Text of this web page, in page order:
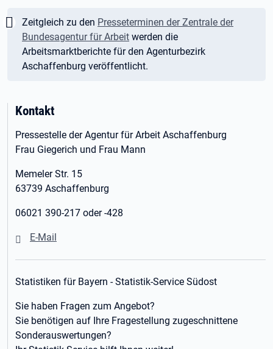
Wichtig:
Zeitgleich zu den Presseterminen der Zentrale der
Bundesagentur für Arbeit werden die
Arbeitsmarktberichte für den Agenturbezirk
Aschaffenburg veröffentlicht.
Kontakt
Pressestelle der Agentur für Arbeit Aschaffenburg
Frau Giegerich und Frau Mann
Memeler Str. 15
63739 Aschaffenburg
06021 390-217 oder -428
E-Mail
Statistiken für Bayern - Statistik-Service Südost
Sie haben Fragen zum Angebot?
Sie benötigen auf Ihre Fragestellung zugeschnittene
Sonderauswertungen?